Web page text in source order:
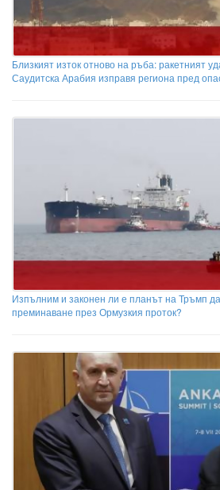
Близкият изток отново на ръба: ракетният
Саудитска Арабия изправя региона пред
Изпълним и законен ли е планът на Тръмп
преминаване през Ормузкия проток?